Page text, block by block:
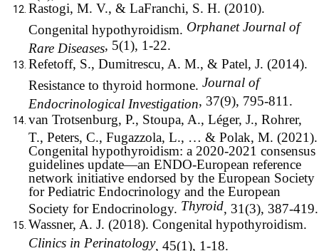
Rastogi, M. V., & LaFranchi, S. H. (2010).
Congenital hypothyroidism. Orphanet Journal of
Rare Diseases, 5(1), 1-22.
Refetoff, S., Dumitrescu, A. M., & Patel, J. (2014).
Resistance to thyroid hormone. Journal of
Endocrinological Investigation, 37(9), 795-811.
van Trotsenburg, P., Stoupa, A., Léger, J., Rohrer,
T., Peters, C., Fugazzola, L., … & Polak, M. (2021).
Congenital hypothyroidism: a 2020-2021 consensus
guidelines update—an ENDO-European reference
network initiative endorsed by the European Society
for Pediatric Endocrinology and the European
Society for Endocrinology. Thyroid , 31(3), 387-419.
Wassner, A. J. (2018). Congenital hypothyroidism.
Clinics in Perinatology, 45(1), 1-18.